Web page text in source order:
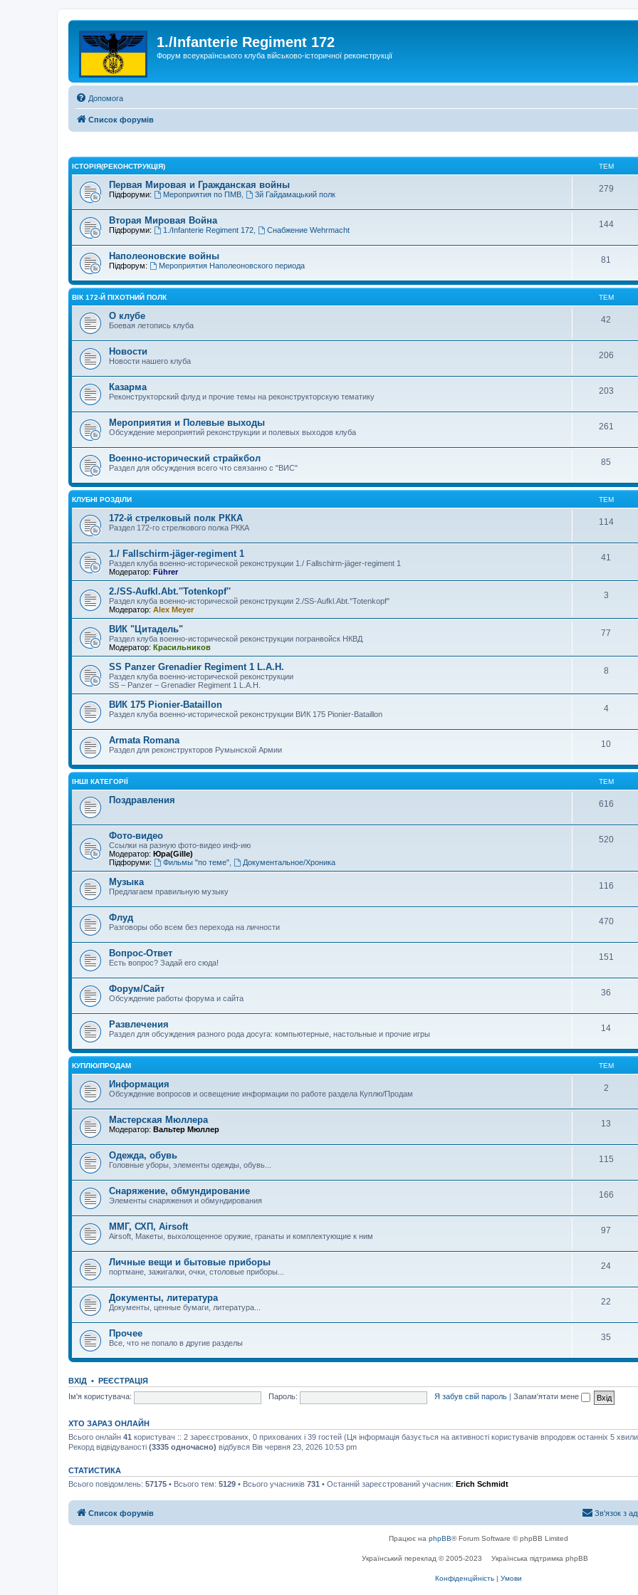
1./Infanterie Regiment 172
Форум всеукраїнського клуба військово-історичної реконструкції
Допомога
Список форумів
ІСТОРIЯ(РЕКОНСТРУКЦІЯ) ТЕМ
Первая Мировая и Гражданская войны
Підфоруми: Мероприятия по ПМВ, 3й Гайдамацький полк
279
Вторая Мировая Война
Підфоруми: 1./Infanterie Regiment 172, Снабжение Wehrmacht
144
Наполеоновские войны
Підфорум: Мероприятия Наполеоновского периода
81
ВІК 172-Й ПІХОТНИЙ ПОЛК ТЕМ
О клубе
Боевая летопись клуба
42
Новости
Новости нашего клуба
206
Казарма
Реконструкторский флуд и прочие темы на реконструкторскую тематику
203
Мероприятия и Полевые выходы
Обсуждение мероприятий реконструкции и полевых выходов клуба
261
Военно-исторический страйкбол
Раздел для обсуждения всего что связанно с "ВИС"
85
КЛУБНІ РОЗДІЛИ ТЕМ
172-й стрелковый полк РККА
Раздел 172-го стрелкового полка РККА
114
1./ Fallschirm-jäger-regiment 1
Раздел клуба военно-исторической реконструкции 1./ Fallschirm-jäger-regiment 1
Модератор: Führer
41
2./SS-Aufkl.Abt.''Totenkopf''
Раздел клуба военно-исторической реконструкции 2./SS-Aufkl.Abt.''Totenkopf''
Модератор: Alex Meyer
3
ВИК "Цитадель"
Раздел клуба военно-исторической реконструкции погранвойск НКВД
Модератор: Красильников
77
SS Panzer Grenadier Regiment 1 L.A.H.
Раздел клуба военно-исторической реконструкции
SS – Panzer – Grenadier Regiment 1 L.A.H.
8
ВИК 175 Pionier-Bataillon
Раздел клуба военно-исторической реконструкции ВИК 175 Pionier-Bataillon
4
Armata Romana
Раздел для реконструкторов Румынской Армии
10
ІНШІ КАТЕГОРІЇ ТЕМ
Поздравления 616
Фото-видео
Ссылки на разную фото-видео инф-ию
Модератор: Юра(Gille)
Підфоруми:
Фильмы "по теме", Документальное/Хроника
520
Музыка
Предлагаем правильную музыку
116
Флуд
Разговоры обо всем без перехода на личности
470
Вопрос-Ответ
Есть вопрос? Задай его сюда!
151
Форум/Сайт
Обсуждение работы форума и сайта
36
Развлечения
Раздел для обсуждения разного рода досуга: компьютерные, настольные и прочие игры
14
КУПЛЮ/ПРОДАМ ТЕМ
Информация
Обсуждение вопросов и освещение информации по работе раздела Куплю/Продам
2
Мастерская Мюллера
Модератор: Вальтер Мюллер
13
Одежда, обувь
Головные уборы, элементы одежды, обувь...
115
Снаряжение, обмундирование
Элементы снаряжения и обмундирования
166
ММГ, СХП, Airsoft
Airsoft, Макеты, выхолощенное оружие, гранаты и комплектующие к ним
97
Личные вещи и бытовые приборы
портмане, зажигалки, очки, столовые приборы...
24
Документы, литература
Документы, ценные бумаги, литература...
22
Прочее
Все, что не попало в другие разделы
35
ВХІД • РЕЄСТРАЦІЯ
Ім'я користувача:
Пароль: Я забув свій пароль Запам'ятати мене
ХТО ЗАРАЗ ОНЛАЙН
Всього онлайн 41 користувач :: 2 зареєстрованих, 0 прихованих і 39 гостей (Ця інформація базується на активності користувачів впродовж останніх 5
Рекорд відвідуваності (3335 одночасно) відбувся Вів червня 23, 2026 10:53 pm
СТАТИСТИКА
Всього повідомлень: 57175 • Всього тем: 5129 • Всього учасників 731 • Останній зареєстрований учасник: Erich Schmidt
Список форумів Зв'язок з
Працює на phpBB® Forum Software © phpBB Limited
Український переклад © 2005-2023 Українська підтримка phpBB
Конфіденційність | Умови